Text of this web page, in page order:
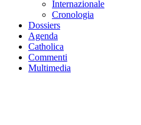
Internazionale
Cronologia
Dossiers
Agenda
Catholica
Commenti
Multimedia